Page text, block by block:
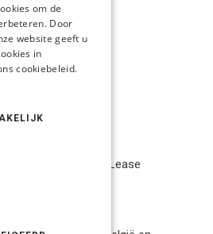
met Pro Gear Lease
ENGLISH
om de
Door
website geeft u
in
cookiebeleid.